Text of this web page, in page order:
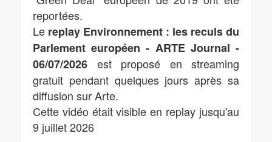
reportées.
Le replay Environnement : les reculs du
Parlement européen - ARTE Journal -
06/07/2026 est proposé en streaming
gratuit pendant quelques jours après sa
diffusion sur Arte.
Cette vidéo était visible en replay jusqu'au
9 juillet 2026